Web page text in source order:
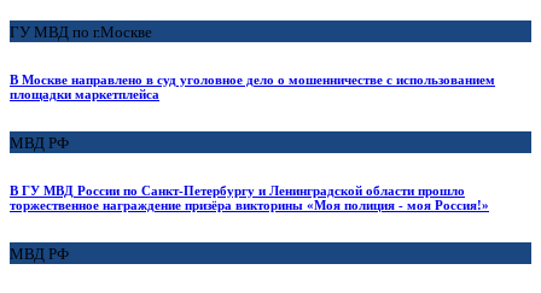
ГУ МВД по г.Москве
В Москве направлено в суд уголовное дело о мошенничестве с использованием
площадки маркетплейса
МВД РФ
В ГУ МВД России по Санкт-Петербургу и Ленинградской области прошло
торжественное награждение призёра викторины «Моя полиция - моя Россия!»
МВД РФ